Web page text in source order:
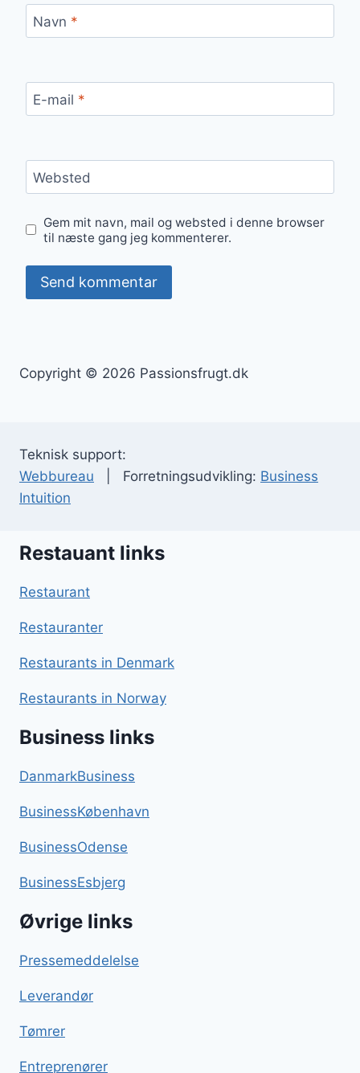
Navn *
E-mail *
Websted
Gem mit navn, mail og websted i denne browser
til næste gang jeg kommenterer.
Copyright © 2026 Passionsfrugt.dk
Teknisk support:
Webbureau | Forretningsudvikling: Business
Intuition
Restauant links
Restaurant
Restauranter
Restaurants in Denmark
Restaurants in Norway
Business links
DanmarkBusiness
BusinessKøbenhavn
BusinessOdense
BusinessEsbjerg
Øvrige links
Pressemeddelelse
Leverandør
Tømrer
Entreprenører